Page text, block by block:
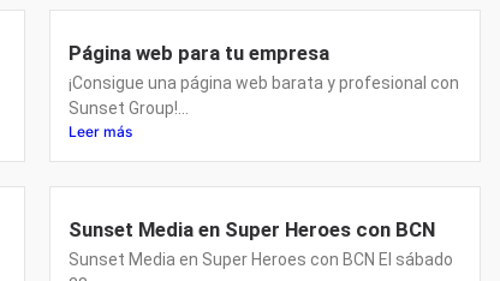
Página web para tu empresa
¡Consigue una página web barata y profesional con
Sunset Group!...
Leer más
Sunset Media en Super Heroes con BCN
Sunset Media en Super Heroes con BCN El sábado